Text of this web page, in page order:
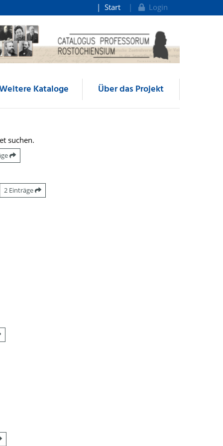
Start Login
Kataloge Über das Projekt
suchen.
2 Einträge